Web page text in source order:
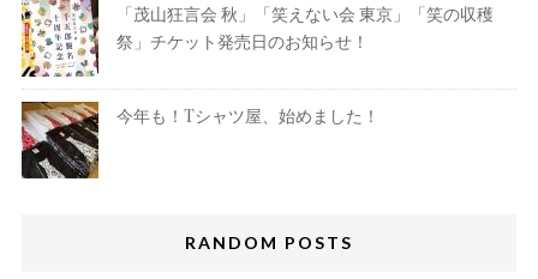
「茂山狂言会 秋」「笑えない会 東京」「笑の収穫
祭」チケット発売日のお知らせ！
今年も！Tシャツ屋、始めました！
RANDOM POSTS